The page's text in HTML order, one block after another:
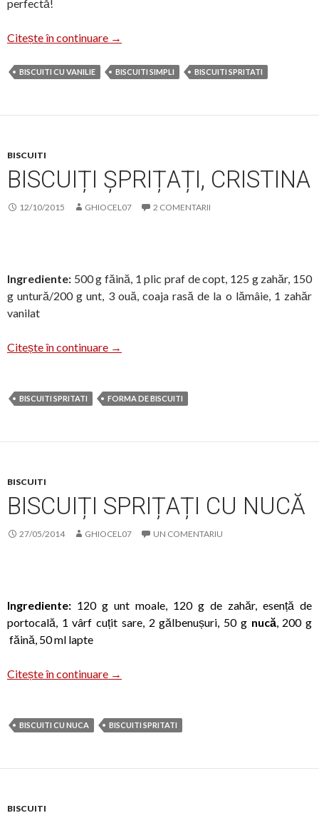
perfectă!
Citește în continuare Biscuiți fragezi
→
BISCUITI CU VANILIE BISCUITI SIMPLI BISCUITI SPRITATI
BISCUITI
BISCUIȚI ȘPRIȚAȚI, CRISTINA
12/10/2015 GHIOCEL07 2 COMENTARII
Ingrediente: 500 g făină, 1 plic praf de copt, 125 g zahăr, 150
g untură/200 g unt, 3 ouă, coaja rasă de la o lămâie, 1 zahăr
vanilat
Citește în continuare Biscuiți șprițați, Cristina
→
BISCUITI SPRITATI FORMA DE BISCUITI
BISCUITI
BISCUIȚI SPRIȚAȚI CU NUCĂ
27/05/2014 GHIOCEL07 UN COMENTARIU
Ingrediente: 120 g unt moale, 120 g de zahăr, esență de
portocală, 1 vârf cuțit sare, 2 gălbenușuri, 50 g nucă, 200 g
făină, 50 ml lapte
Citește în continuare Biscuiți sprițați cu nucă
→
BISCUITI CU NUCA BISCUITI SPRITATI
BISCUITI